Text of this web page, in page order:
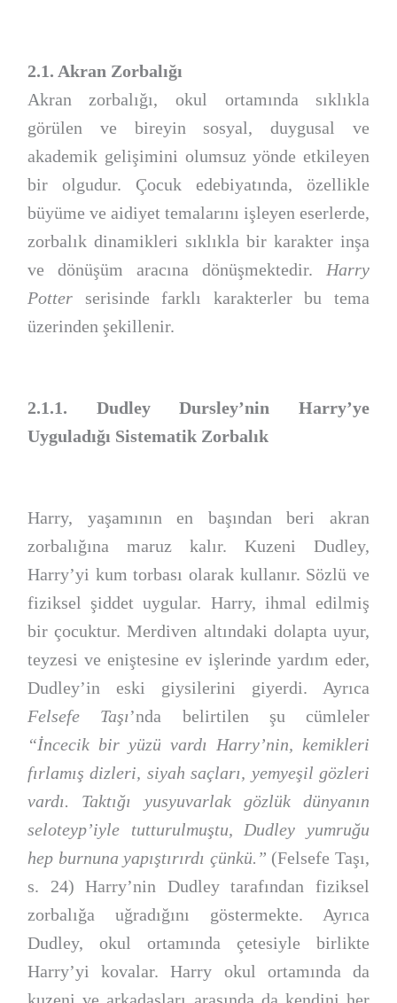
2.1. Akran Zorbalığı
Akran zorbalığı, okul ortamında sıklıkla
görülen ve bireyin sosyal, duygusal ve
akademik gelişimini olumsuz yönde etkileyen
bir olgudur. Çocuk edebiyatında, özellikle
büyüme ve aidiyet temalarını işleyen eserlerde,
zorbalık dinamikleri sıklıkla bir karakter inşa
ve dönüşüm aracına dönüşmektedir. Harry
Potterserisinde farklı karakterler bu tema
üzerinden şekillenir.
2.1.1. Dudley Dursley’nin Harry’ye
Uyguladığı Sistematik Zorbalık
Harry, yaşamının en başından beri akran
zorbalığına maruz kalır. Kuzeni Dudley,
Harry’yi kum torbası olarak kullanır. Sözlü ve
fiziksel şiddet uygular. Harry, ihmal edilmiş
bir çocuktur. Merdiven altındaki dolapta uyur,
teyzesi ve eniştesine ev işlerinde yardım eder,
Dudley’in eski giysilerini giyerdi. Ayrıca
Felsefe Taşı’nda belirtilen şu cümleler
“İncecik bir yüzü vardı Harry’nin, kemikleri
fırlamış dizleri, siyah saçları, yemyeşil gözleri
vardı. Taktığı yusyuvarlak gözlük dünyanın
seloteyp’iyle tutturulmuştu, Dudley yumruğu
hep burnuna yapıştırırdı çünkü.” (Felsefe Taşı,
s. 24) Harry’nin Dudley tarafından fiziksel
zorbalığa uğradığını göstermekte. Ayrıca
Dudley, okul ortamında çetesiyle birlikte
Harry’yi kovalar. Harry okul ortamında da